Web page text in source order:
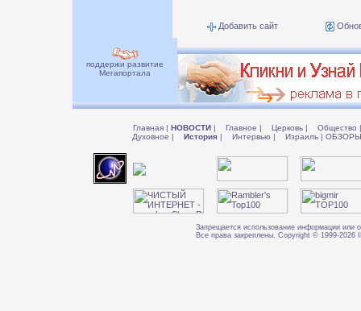
Добавить сайт
поддержи развитие
Мегапортала
Главная | НОВОСТИ | Главное | Церковь | Общество |
Духовное | История | Интервью | Израиль |
Запрещается использование информации или
Все права закреплены. Copyright © 1999-